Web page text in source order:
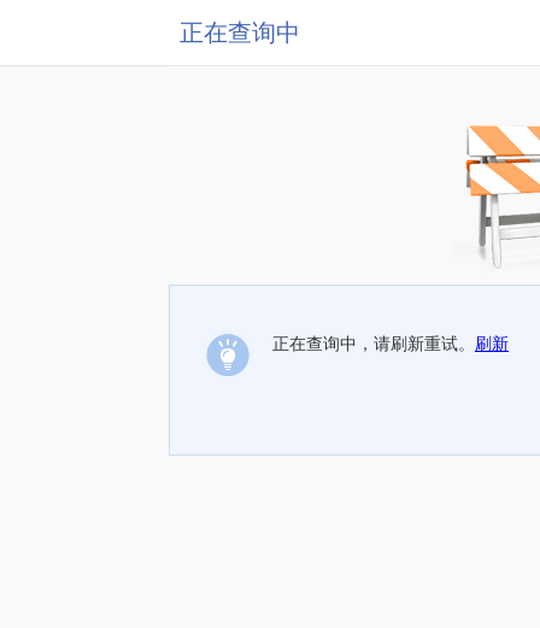
正在查询中
正在查询中，请刷新重试。 刷新